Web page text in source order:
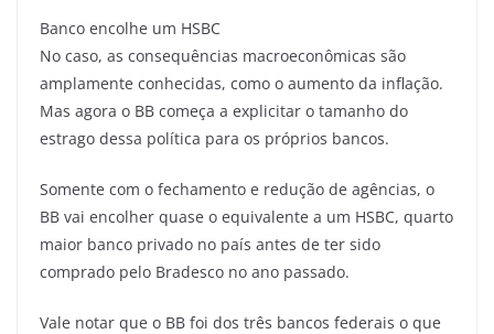
Banco encolhe um HSBC
No caso, as consequências macroeconômicas são
amplamente conhecidas, como o aumento da inflação.
Mas agora o BB começa a explicitar o tamanho do
estrago dessa política para os próprios bancos.
Somente com o fechamento e redução de agências, o
BB vai encolher quase o equivalente a um HSBC, quarto
maior banco privado no país antes de ter sido
comprado pelo Bradesco no ano passado.
Vale notar que o BB foi dos três bancos federais o que